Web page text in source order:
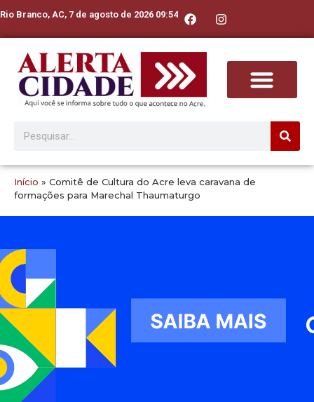
Rio Branco, AC, 7 de agosto de 2026 09:54
Início » Comitê de Cultura do Acre leva caravana de
formações para Marechal Thaumaturgo